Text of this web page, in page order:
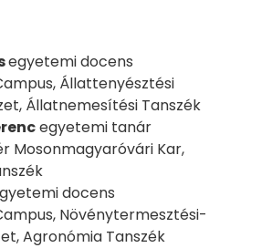
egyetemi docens
Állattenyésztési
Állatnemesítési Tanszék
egyetemi tanár
Mosonmagyaróvári Kar,
docens
Növénytermesztési-
Agronómia Tanszék